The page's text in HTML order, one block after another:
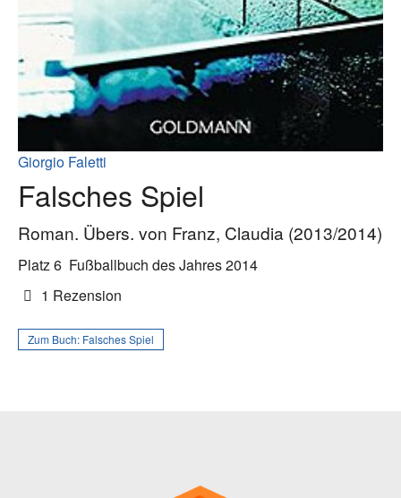
Giorgio Faletti
Falsches Spiel
Roman. Übers. von Franz, Claudia (2013/2014)
Platz 6 Fußballbuch des Jahres 2014
1 Rezension
Zum Buch: Falsches Spiel